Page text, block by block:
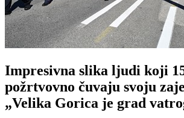
Impresivna slika ljudi koji
požrtvovno čuvaju svoju
„Velika Gorica je grad